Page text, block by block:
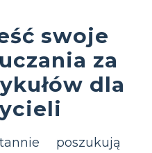
swoje
za
dla
poszukują